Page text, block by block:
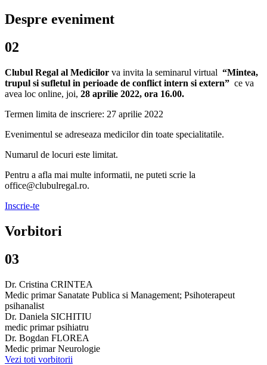
Despre eveniment
02
Clubul Regal al Medicilor va invita la seminarul virtual “Mintea,
trupul si sufletul in perioade de conflict intern si extern” ce va
avea loc online, joi, 28 aprilie 2022, ora 16.00.
Termen limita de inscriere: 27 aprilie 2022
Evenimentul se adreseaza medicilor din toate specialitatile.
Numarul de locuri este limitat.
Pentru a afla mai multe informatii, ne puteti scrie la
office@clubulregal.ro.
Inscrie-te
Vorbitori
03
Dr. Cristina CRINTEA
Medic primar Sanatate Publica si Management; Psihoterapeut
psihanalist
Dr. Daniela SICHITIU
medic primar psihiatru
Dr. Bogdan FLOREA
Medic primar Neurologie
Vezi toti vorbitorii